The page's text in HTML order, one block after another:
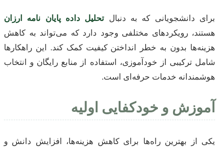
برای دانشجویانی که به دنبال تحلیل داده پایان نامه ارزان
هستند، رویکردهای مختلفی وجود دارد که می‌تواند به کاهش
هزینه‌ها بدون به خطر انداختن کیفیت کمک کند. این راهکارها
شامل ترکیبی از خودآموزی، استفاده از منابع رایگان و انتخاب
هوشمندانه خدمات حرفه‌ای است.
آموزش و خودکفایی اولیه
یکی از بهترین راه‌ها برای کاهش هزینه‌ها، افزایش دانش و